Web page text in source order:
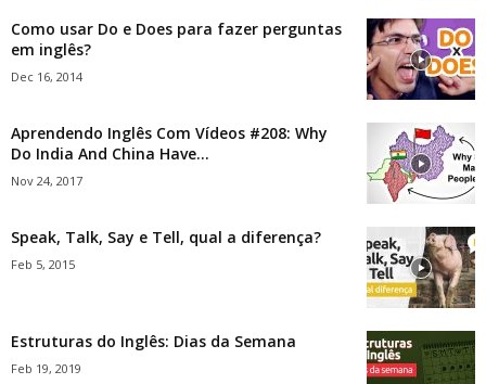
Como usar Do e Does para fazer perguntas
em inglês?
Dec 16, 2014
Aprendendo Inglês Com Vídeos #208: Why
Do India And China Have...
Nov 24, 2017
Speak, Talk, Say e Tell, qual a diferença?
Feb 5, 2015
Estruturas do Inglês: Dias da Semana
Feb 19, 2019